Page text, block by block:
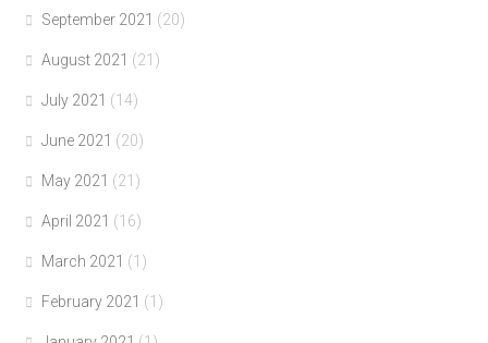
September 2021 (20)
August 2021 (21)
July 2021 (14)
June 2021 (20)
May 2021 (21)
April 2021 (16)
March 2021 (1)
February 2021 (1)